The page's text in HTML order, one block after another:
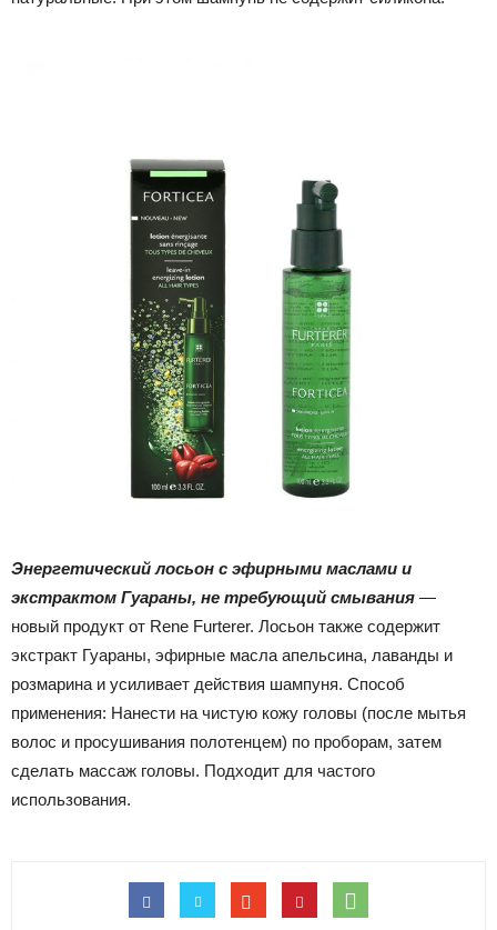
Энергетический лосьон с эфирными маслами и
экстрактом Гуараны, не требующий смывания —
новый продукт от Rene Furterer. Лосьон также содержит
экстракт Гуараны, эфирные масла апельсина, лаванды и
розмарина и усиливает действия шампуня. Способ
применения: Нанести на чистую кожу головы (после мытья
волос и просушивания полотенцем) по проборам, затем
сделать массаж головы. Подходит для частого
использования.